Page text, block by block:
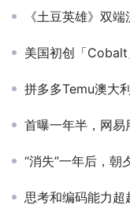
《土豆英雄》双
美国初创「Cobalt」种子
拼多多Temu澳大
首曝一年半，网易用一
“消失”一年后，朝
思考和编码能力超越